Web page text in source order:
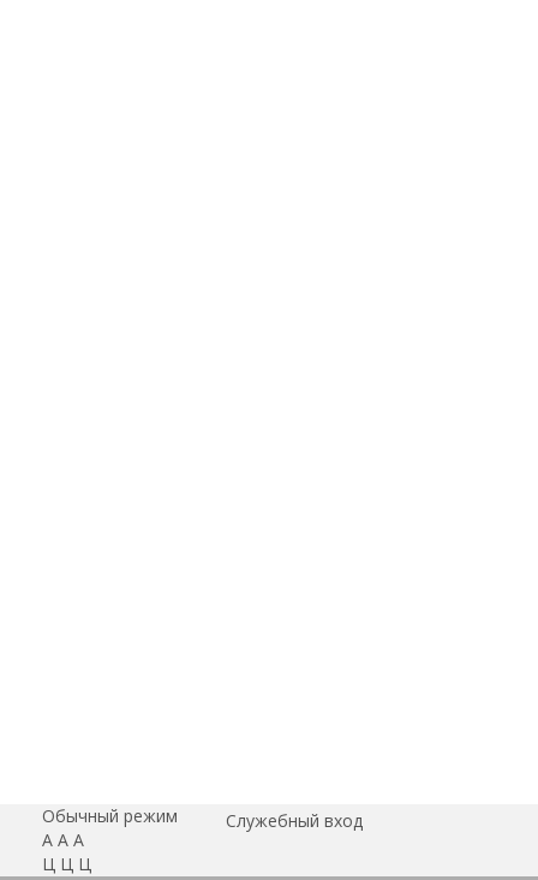
Обычный режим
А А А
Ц Ц Ц
Служебный вход